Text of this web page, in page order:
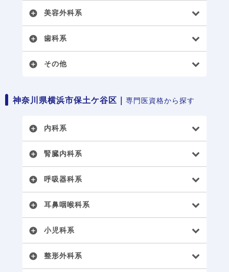
add_circle 美容外科系
add_circle 歯科系
add_circle その他
神奈川県横浜市保土ケ谷区｜ 専門医資格から探す
add_circle 内科系
add_circle 腎臓内科系
add_circle 呼吸器科系
add_circle 耳鼻咽喉科系
add_circle 小児科系
add_circle 整形外科系